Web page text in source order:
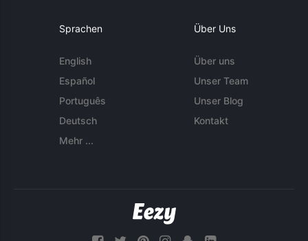
Sprachen
English
Español
Português
Deutsch
Mehr ...
Über Uns
Über uns
Unser Team
Unser Blog
Kontakt